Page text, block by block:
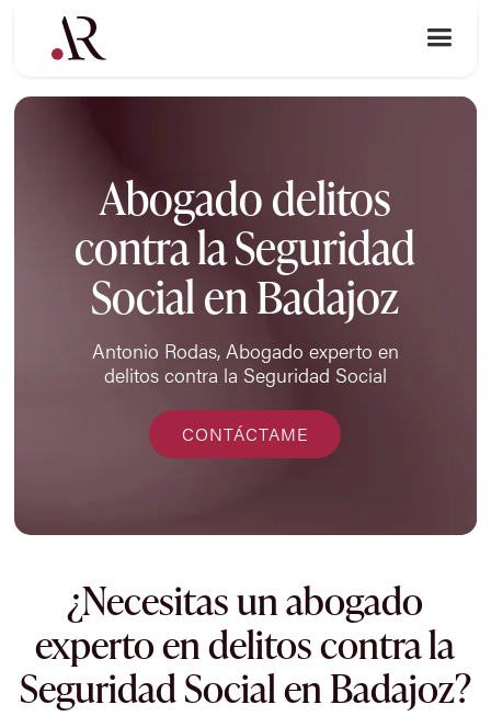
Abogado delitos
contra la Seguridad
Social en Badajoz
Antonio Rodas, Abogado experto en
delitos contra la Seguridad Social
CONTÁCTAME
¿Necesitas un abogado
experto en delitos contra la
Seguridad Social en Badajoz?